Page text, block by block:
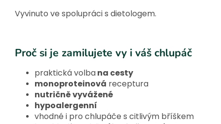
Vyvinuto ve spolupráci s dietologem.
Proč si je zamilujete vy i váš chlupáč
praktická volbana cesty
monoproteinová receptura
nutričně vyvážené
hypoalergenní
vhodné i pro chlupáče s citlivým bříškem